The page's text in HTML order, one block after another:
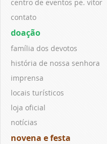
centro de eventos pe. vitor
contato
doação
família dos devotos
história de nossa senhora
imprensa
locais turísticos
loja oficial
notícias
novena e festa